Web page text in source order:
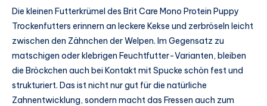
Die kleinen Futterkrümel des Brit Care Mono Protein Puppy
Trockenfutters erinnern an leckere Kekse und zerbröseln leicht
zwischen den Zähnchen der Welpen. Im Gegensatz zu
matschigen oder klebrigen Feuchtfutter-Varianten, bleiben
die Bröckchen auch bei Kontakt mit Spucke schön fest und
strukturiert. Das ist nicht nur gut für die natürliche
Zahnentwicklung, sondern macht das Fressen auch zum